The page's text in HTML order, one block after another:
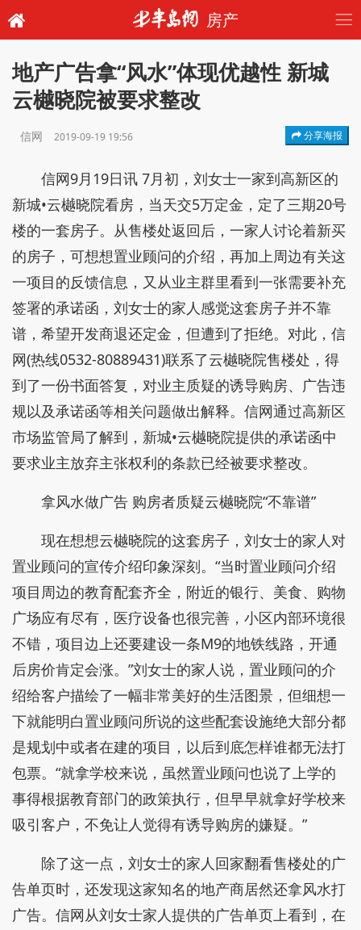
房产
地产广告拿“风水”体现优越性 新城
云樾晓院被要求整改
信网 2019-09-19 19:56 分享海报
信网9月19日讯 7月初，刘女士一家到高新区的
新城•云樾晓院看房，当天交5万定金，定了三期20号
楼的一套房子。从售楼处返回后，一家人讨论着新买
的房子，可想想置业顾问的介绍，再加上周边有关这
一项目的反馈信息，又从业主群里看到一张需要补充
签署的承诺函，刘女士的家人感觉这套房子并不靠
谱，希望开发商退还定金，但遭到了拒绝。对此，信
网(热线0532-80889431)联系了云樾晓院售楼处，得
到了一份书面答复，对业主质疑的诱导购房、广告违
规以及承诺函等相关问题做出解释。信网通过高新区
市场监管局了解到，新城•云樾晓院提供的承诺函中
要求业主放弃主张权利的条款已经被要求整改。
拿风水做广告 购房者质疑云樾晓院“不靠谱”
现在想想云樾晓院的这套房子，刘女士的家人对
置业顾问的宣传介绍印象深刻。“当时置业顾问介绍
项目周边的教育配套齐全，附近的银行、美食、购物
广场应有尽有，医疗设备也很完善，小区内部环境很
不错，项目边上还要建设一条M9的地铁线路，开通
后房价肯定会涨。”刘女士的家人说，置业顾问的介
绍给客户描绘了一幅非常美好的生活图景，但细想一
下就能明白置业顾问所说的这些配套设施绝大部分都
是规划中或者在建的项目，以后到底怎样谁都无法打
包票。“就拿学校来说，虽然置业顾问也说了上学的
事得根据教育部门的政策执行，但早早就拿好学校来
吸引客户，不免让人觉得有诱导购房的嫌疑。”
除了这一点，刘女士的家人回家翻看售楼处的广
告单页时，还发现这家知名的地产商居然还拿风水打
广告。信网从刘女士家人提供的广告单页上看到，在